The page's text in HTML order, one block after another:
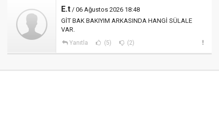
E.t / 06 Ağustos 2026 18:48
GİT BAK BAKIYIM ARKASINDA HANGİ SÜLALE
VAR.
Yanıtla (5) (2)